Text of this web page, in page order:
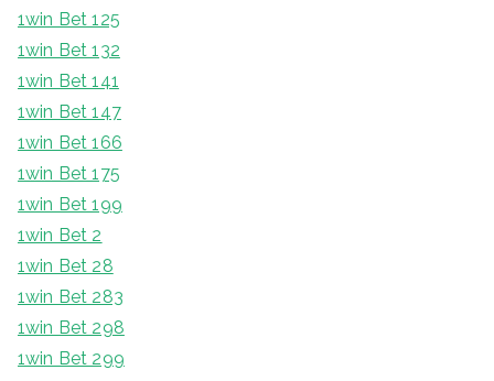
1win Bet 125
1win Bet 132
1win Bet 141
1win Bet 147
1win Bet 166
1win Bet 175
1win Bet 199
1win Bet 2
1win Bet 28
1win Bet 283
1win Bet 298
1win Bet 299